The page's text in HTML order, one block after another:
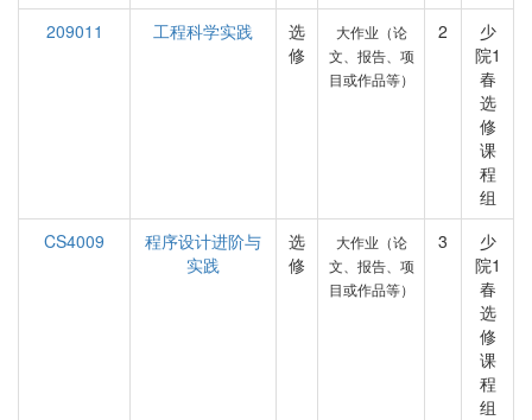
209011
工程科学实践
选
修
大作业（论
文、报告、项
目或作品等）
2
少
院1
春
选
修
课
程
组
CS4009
程序设计进阶与
实践
选
修
大作业（论
文、报告、项
目或作品等）
3
少
院1
春
选
修
课
程
组